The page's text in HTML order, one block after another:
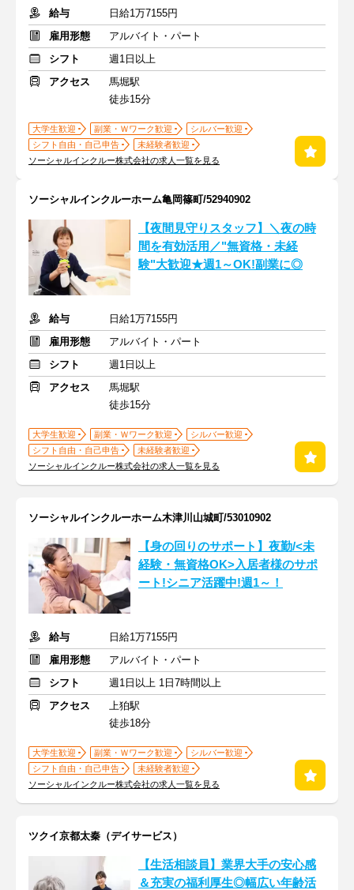
給与
日給1万7155円
雇用形態
アルバイト・パート
シフト
週1日以上
アクセス
馬堀駅
徒歩15分
大学生歓迎 副業・Ｗワーク歓迎
シルバー歓迎
シフト自由・自己申告
未経験者歓迎
ソーシャルインクルー株式会社の求人一覧を見る
ソーシャルインクルーホーム亀岡篠町/52940902
【夜間見守りスタッフ】＼夜の時
間を有効活用／"無資格・未経
験"大歓迎★週1～OK!副業に◎
給与
日給1万7155円
雇用形態
アルバイト・パート
シフト
週1日以上
アクセス
馬堀駅
徒歩15分
大学生歓迎 副業・Ｗワーク歓迎
シルバー歓迎
シフト自由・自己申告
未経験者歓迎
ソーシャルインクルー株式会社の求人一覧を見る
ソーシャルインクルーホーム木津川山城町/53010902
【身の回りのサポート】夜勤/<未
経験・無資格OK>入居者様のサポ
ート!シニア活躍中!週1～！
給与
日給1万7155円
雇用形態
アルバイト・パート
シフト
週1日以上 1日7時間以上
アクセス
上狛駅
徒歩18分
大学生歓迎 副業・Ｗワーク歓迎
シルバー歓迎
シフト自由・自己申告
未経験者歓迎
ソーシャルインクルー株式会社の求人一覧を見る
ツクイ京都太秦（デイサービス）
【生活相談員】業界大手の安心感
＆充実の福利厚生◎幅広い年齢活